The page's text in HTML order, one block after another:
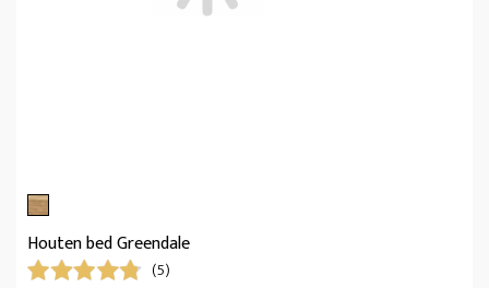
Houten bed Greendale
(5)